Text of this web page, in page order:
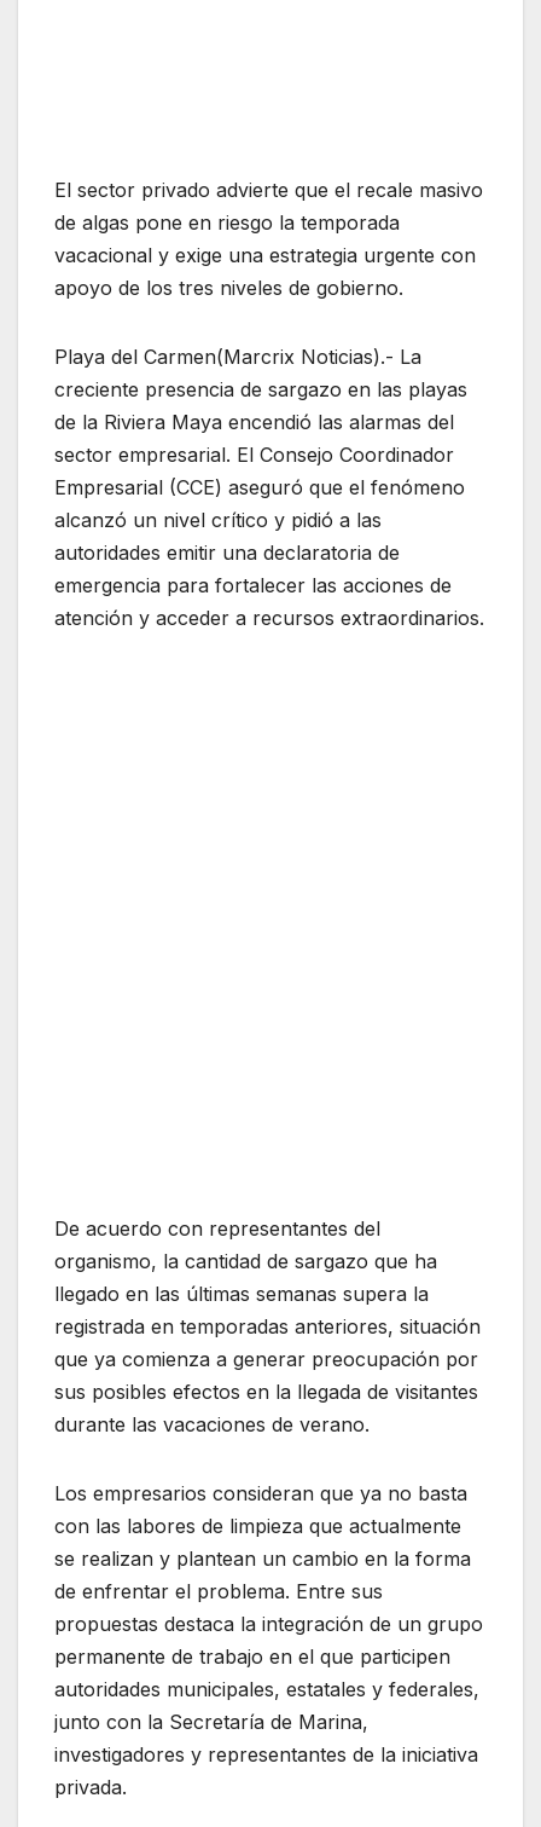
El sector privado advierte que el recale masivo
de algas pone en riesgo la temporada
vacacional y exige una estrategia urgente con
apoyo de los tres niveles de gobierno.
Playa del Carmen(Marcrix Noticias).- La
creciente presencia de sargazo en las playas
de la Riviera Maya encendió las alarmas del
sector empresarial. El Consejo Coordinador
Empresarial (CCE) aseguró que el fenómeno
alcanzó un nivel crítico y pidió a las
autoridades emitir una declaratoria de
emergencia para fortalecer las acciones de
atención y acceder a recursos extraordinarios.
De acuerdo con representantes del
organismo, la cantidad de sargazo que ha
llegado en las últimas semanas supera la
registrada en temporadas anteriores, situación
que ya comienza a generar preocupación por
sus posibles efectos en la llegada de visitantes
durante las vacaciones de verano.
Los empresarios consideran que ya no basta
con las labores de limpieza que actualmente
se realizan y plantean un cambio en la forma
de enfrentar el problema. Entre sus
propuestas destaca la integración de un grupo
permanente de trabajo en el que participen
autoridades municipales, estatales y federales,
junto con la Secretaría de Marina,
investigadores y representantes de la iniciativa
privada.